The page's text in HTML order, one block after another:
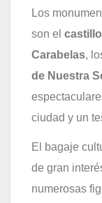
Los
son el
Carabelas,
de Nuestra
ciudad y un
El bagaje
de gran
numerosas